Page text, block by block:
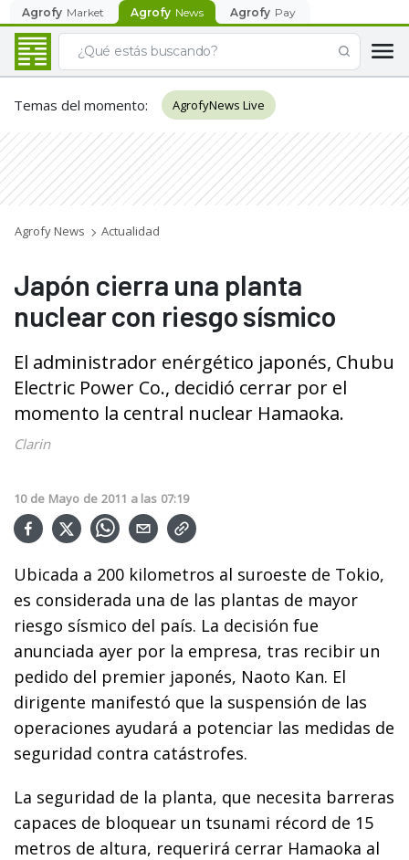
Agrofy Market Agrofy News Agrofy Pay
Temas del momento: AgrofyNews Live
Agrofy News Actualidad
Japón cierra una planta
nuclear con riesgo sísmico
El administrador enérgético japonés, Chubu
Electric Power Co., decidió cerrar por el
momento la central nuclear Hamaoka.
Clarin
10 de Mayo de 2011 a las 07:19
Ubicada a 200 kilometros al suroeste de Tokio,
es considerada una de las plantas de mayor
riesgo sísmico del país. La decisión fue
anunciada ayer por la empresa, tras recibir un
pedido del premier japonés, Naoto Kan. El
dirigente manifestó que la suspensión de las
operaciones ayudará a potenciar las medidas de
seguridad contra catástrofes.
La seguridad de la planta, que necesita barreras
capaces de bloquear un tsunami récord de 15
metros de altura, requerirá cerrar Hamaoka al